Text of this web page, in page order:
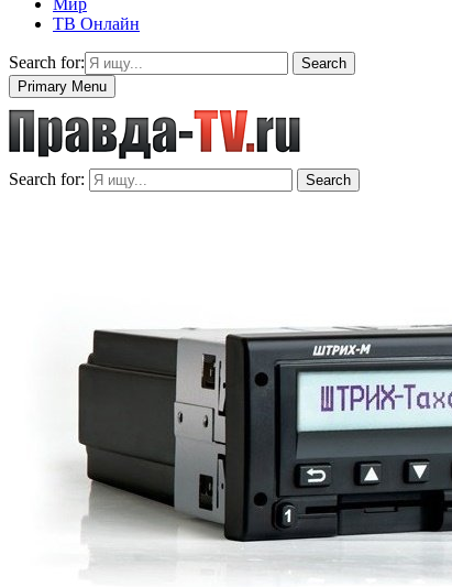
Мир
ТВ Онлайн
Search for:
Search
Primary Menu
Search for: Search